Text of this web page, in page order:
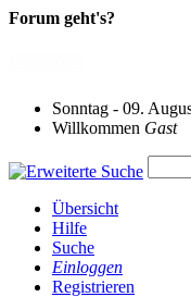
Forum geht's?
Sonntag - 09.
Willkommen Gast
Übersicht
Hilfe
Suche
Einloggen
Registrieren